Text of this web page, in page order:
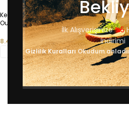
İlk Alışverişinize%5
İndirimi
Gizlilik KurallarıOkudum
Keen Newport-Erkek Kahverengi
Outdoor Sandalet 1001870
8.499,00₺
SEÇENEKLER